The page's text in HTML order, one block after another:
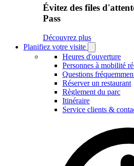
Évitez des files
Pass
Découvrez plus
Planifiez votre visite
Planifiez
votre
visite
submenu
Heures d'ouverture
Personnes à mobilité
Questions
Réserver un restaurant
Règlement du parc
Itinéraire
Service clients &